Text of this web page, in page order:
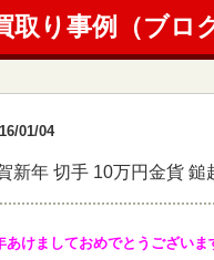
取り事例（ブロ
01/04
新年 切手 10万円金貨 鎚
あけましておめでとうございま